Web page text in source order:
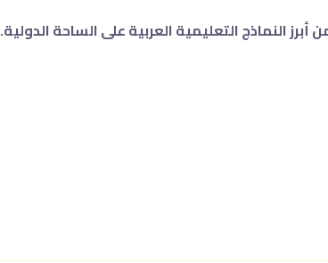
النماذج التعليمية العربية على الساحة الدولية.